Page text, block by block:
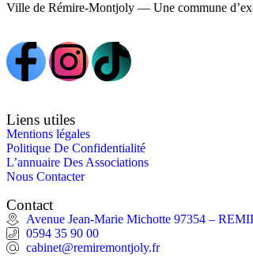
Ville de Rémire-Montjoly — Une commune
Liens utiles
Mentions légales
Politique De Confidentialité
L’annuaire Des Associations
Nous Contacter
Contact
Avenue Jean-Marie Michotte 97354 –
0594 35 90 00
cabinet@remiremontjoly.fr